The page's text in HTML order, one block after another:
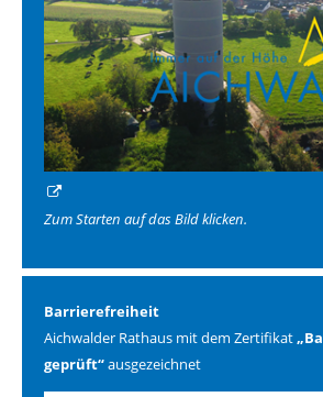
Zum Starten auf das Bild klicken.
Barrierefreiheit
Aichwalder Rathaus mit dem Zertifikat
geprüft“ausgezeichnet